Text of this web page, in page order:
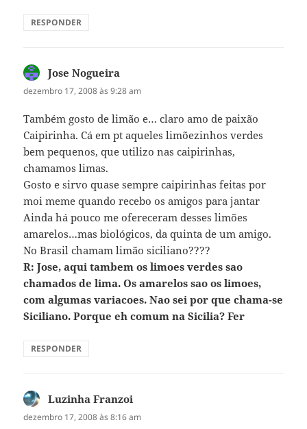
RESPONDER
Jose Nogueira
dezembro 17, 2008 às 9:28 am
Também gosto de limão e… claro amo de paixão
Caipirinha. Cá em pt aqueles limõezinhos verdes
bem pequenos, que utilizo nas caipirinhas,
chamamos limas.
Gosto e sirvo quase sempre caipirinhas feitas por
moi meme quando recebo os amigos para jantar
Ainda há pouco me ofereceram desses limões
amarelos…mas biológicos, da quinta de um amigo.
No Brasil chamam limão siciliano????
R: Jose, aqui tambem os limoes verdes sao
chamados de lima. Os amarelos sao os limoes,
com algumas variacoes. Nao sei por que chama-se
Siciliano. Porque eh comum na Sicilia? Fer
RESPONDER
Luzinha Franzoi
dezembro 17, 2008 às 8:16 am